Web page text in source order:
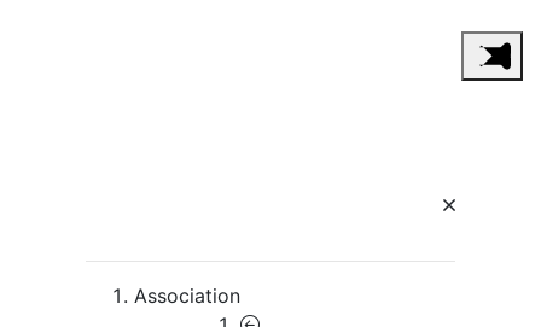
Association